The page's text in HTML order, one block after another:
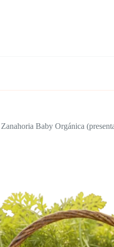
Zanahoria Baby Orgánica